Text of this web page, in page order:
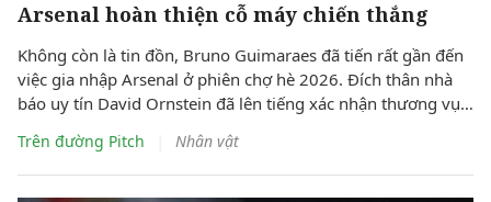
Arsenal hoàn thiện cỗ máy chiến thắng
Không còn là tin đồn, Bruno Guimaraes đã tiến rất gần đến
việc gia nhập Arsenal ở phiên chợ hè 2026. Đích thân nhà
báo uy tín David Ornstein đã lên tiếng xác nhận thương vụ
sẽ bay về London trong hôm nay, bắt đầu buổi kiểm tra y tế
và hoàn tất các thủ tục còn lại để chuẩn bị cho ra mắt đội
Trên đường Pitch Nhân vật